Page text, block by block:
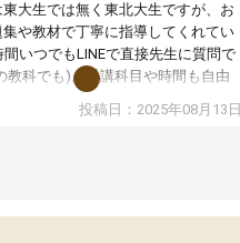
大生では無く東北大生ですが、お
や教材で丁寧に指導してくれてい
間いつでもLINEで直接先生に質問で
教科でも)。受講科目や時間も自由
ので、個人に合った勉強ができると
カリキュラム相談みたいなのがあり
投稿日：2025年08月13日